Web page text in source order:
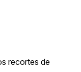
recortes de